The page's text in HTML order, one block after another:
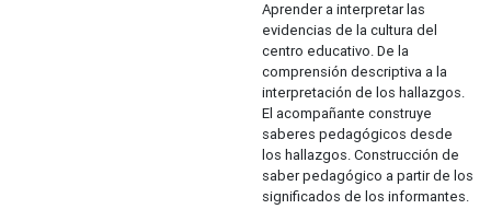
Aprender a interpretar las
evidencias de la cultura del
centro educativo. De la
comprensión descriptiva a la
interpretación de los hallazgos.
El acompañante construye
saberes pedagógicos desde
los hallazgos. Construcción de
saber pedagógico a partir de los
significados de los informantes.